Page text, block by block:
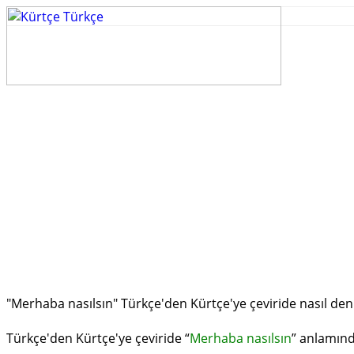
"Merhaba nasılsın" Türkçe'den Kürtçe'ye çeviride nasıl
Türkçe'den Kürtçe'ye çeviride “Merhaba nasılsın”